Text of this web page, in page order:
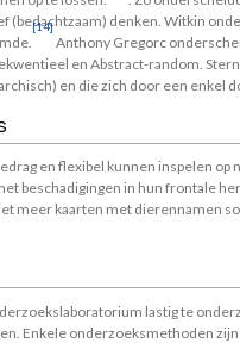
(bedachtzaam) denken. Witkin
[14]
Anthony Gregorc
en Abstract-random.
en die zich door een enkel
en flexibel kunnen inspelen op
beschadigingen in hun frontale
meer kaarten met dierennamen
lastig te
Enkele onderzoeksmethoden